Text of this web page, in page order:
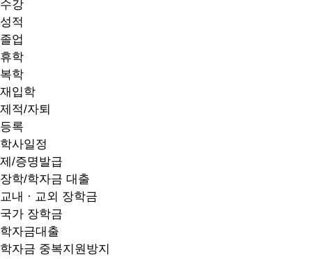
수강
성적
졸업
휴학
복학
재입학
제적/자퇴
등록
학사일정
제/증명발급
장학/학자금 대출
교내 · 교외 장학금
국가 장학금
학자금대출
학자금 중복지원방지